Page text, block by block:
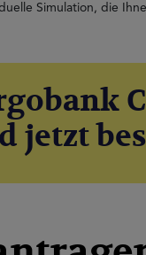
Simulation, die
jetzt